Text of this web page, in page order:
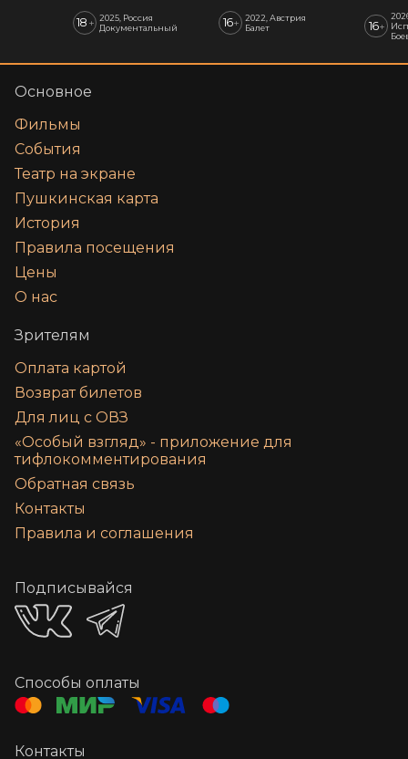
18 + 2025, Россия
Документальный
16+
2022, Австрия
Балет
16+
Основное
Фильмы
События
Театр на экране
Пушкинская карта
История
Правила посещения
Цены
О нас
Зрителям
Оплата картой
Возврат билетов
Для лиц с ОВЗ
«‎Особый взгляд» - приложение для
тифлокомментирования
Обратная связь
Контакты
Правила и соглашения
Подписывайся
Способы оплаты
Контакты